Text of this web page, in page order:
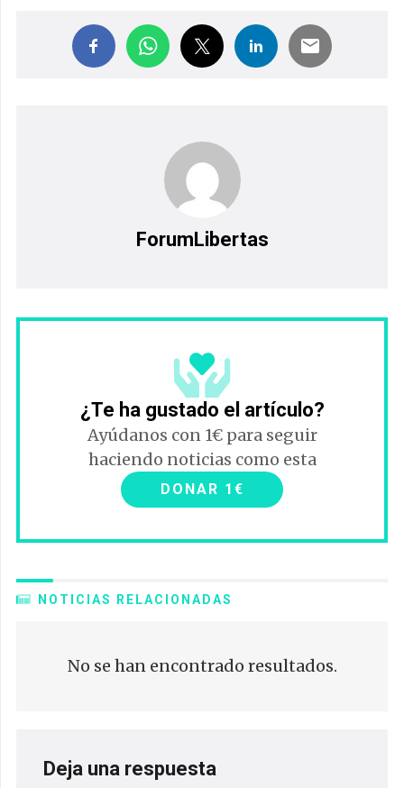
ForumLibertas
¿Te ha gustado el artículo?
Ayúdanos con 1€ para seguir
haciendo noticias como esta
DONAR 1€
NOTICIAS RELACIONADAS
No se han encontrado resultados.
Deja una respuesta